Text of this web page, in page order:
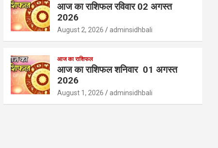
आज का राशिफल रविवार 02 अगस्त
2026
August 2, 2026 adminsidhbali
आज का राशिफल
आज का राशिफल शनिवार 01 अगस्त
2026
August 1, 2026 adminsidhbali